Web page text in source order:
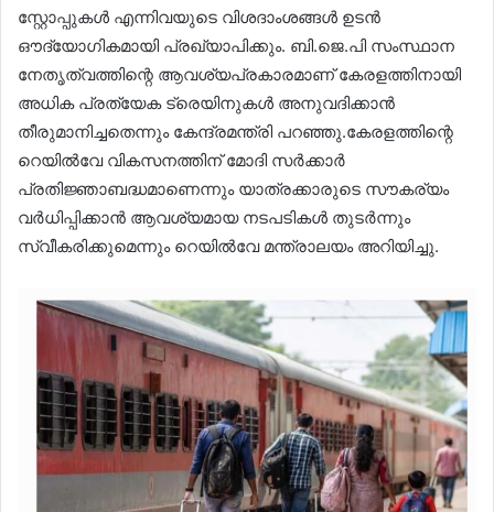
സ്റ്റോപ്പുകൾ എന്നിവയുടെ വിശദാംശങ്ങൾ ഉടൻ
ഔദ്യോഗികമായി പ്രഖ്യാപിക്കും. ബി.ജെ.പി സംസ്ഥാന
നേതൃത്വത്തിന്റെ ആവശ്യപ്രകാരമാണ് കേരളത്തിനായി
അധിക പ്രത്യേക ട്രെയിനുകൾ അനുവദിക്കാൻ
തീരുമാനിച്ചതെന്നും കേന്ദ്രമന്ത്രി പറഞ്ഞു.കേരളത്തിന്റെ
റെയിൽവേ വികസനത്തിന് മോദി സർക്കാർ
പ്രതിജ്ഞാബദ്ധമാണെന്നും യാത്രക്കാരുടെ സൗകര്യം
വർധിപ്പിക്കാൻ ആവശ്യമായ നടപടികൾ തുടർന്നും
സ്വീകരിക്കുമെന്നും റെയിൽവേ മന്ത്രാലയം അറിയിച്ചു.